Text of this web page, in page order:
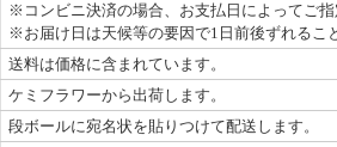
※コンビニ決済の場合、お支払日によってご
※お届け日は天候等の要因で1日前後ずれるこ
送料は価格に含まれています。
ケミフラワーから出荷します。
段ボールに宛名状を貼りつけて配送します。